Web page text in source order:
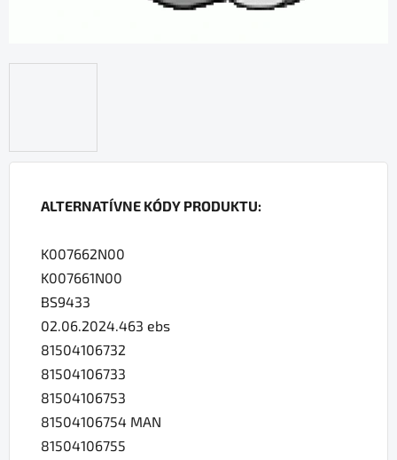
ALTERNATÍVNE KÓDY PRODUKTU:
K007662N00
K007661N00
BS9433
02.06.2024.463 ebs
81504106732
81504106733
81504106753
81504106754 MAN
81504106755